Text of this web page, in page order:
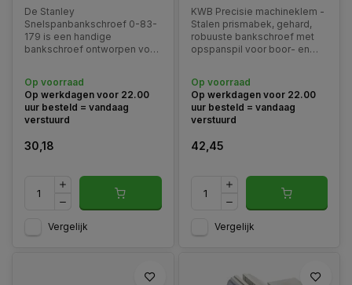
De Stanley
Snelspanbankschroef 0-83-
179 is een handige
bankschroef ontworpen voor
werkplekken.
Op voorraad
Op werkdagen voor 22.00
uur besteld = vandaag
verstuurd
30,18
Vergelijk
KWB Precisie machineklem -
Stalen prismabek, gehard,
robuuste bankschroef met
opspanspil voor boor- en
63mm bekbreedte.
Op voorraad
Op werkdagen voor 22.00
uur besteld = vandaag
verstuurd
42,45
Vergelijk